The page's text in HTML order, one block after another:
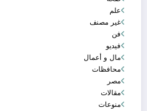
علم
غير مصنف
فن
فيديو
مال و أعمال
محافظات
مصر
مقالات
منوعات